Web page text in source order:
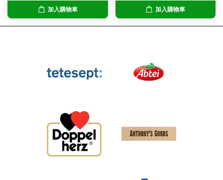
加入購物車 加入購物車